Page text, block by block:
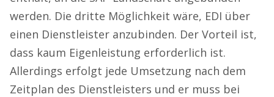
werden. Die dritte Möglichkeit wäre, EDI über
einen Dienstleister anzubinden. Der Vorteil ist,
dass kaum Eigenleistung erforderlich ist.
Allerdings erfolgt jede Umsetzung nach dem
Zeitplan des Dienstleisters und er muss bei